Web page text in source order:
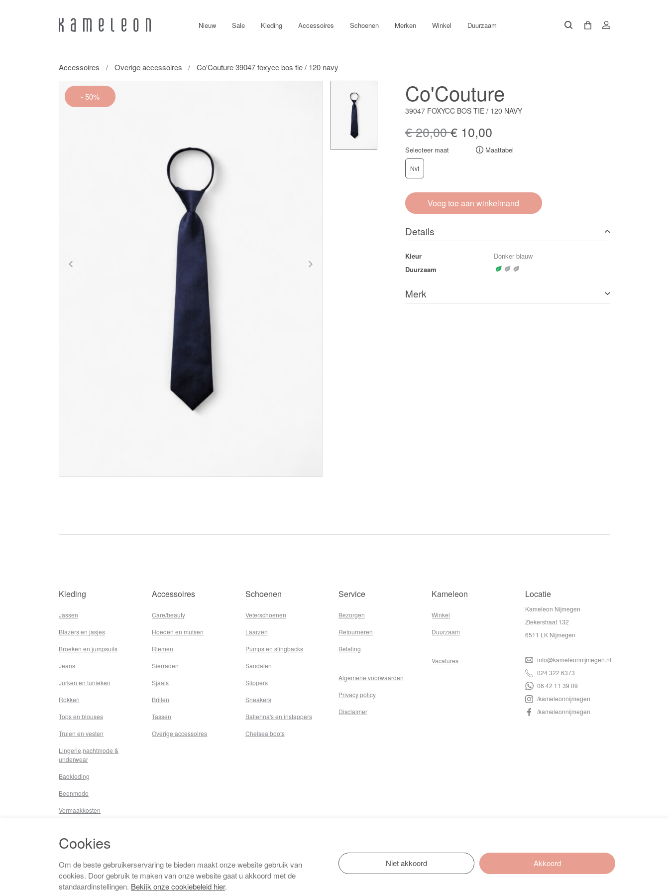
Nieuw Sale Kleding Accessoires Schoenen Merken Winkel Duurzaam
Accessoires Overige accessoires Co'Couture 39047 foxycc bos tie / 120 navy
- 50% Co'Couture
39047 FOXYCC BOS TIE / 120 NAVY
€ 20,00€ 10,00
Selecteer maat Maattabel
Nvt
Voeg toe aan winkelmand
Details
Kleur
Donker blauw
Duurzaam
Merk
Kleding
Jassen
Blazers en jasjes
Broeken en jumpsuits
Jeans
Jurken en tunieken
Rokken
Tops en blouses
Truien en vesten
Lingerie,nachtmode &
underwear
Badkleding
Beenmode
Vermaakkosten
Overige
Accessoires
Care/beauty
Hoeden en mutsen
Riemen
Sierraden
Sjaals
Brillen
Tassen
Overige accessoires
Schoenen
Veterschoenen
Laarzen
Pumps en slingbacks
Sandalen
Slippers
Sneakers
Ballerina's en instappers
Chelsea boots
Service
Bezorgen
Retourneren
Betaling
Algemene voorwaarden
Privacy policy
Disclaimer
Kameleon
Winkel
Duurzaam
Vacatures
Locatie
Kameleon Nijmegen
Ziekerstraat 132
6511 LK Nijmegen
info@kameleonnijmegen.nl
024 322 6373
06 42 11 39 09
/kameleonnijmegen
/kameleonnijmegen
Cookies
Om de beste gebruikerservaring te bieden maakt onze website gebruik van
cookies. Door gebruik te maken van onze website gaat u akkoord met de
standaardinstellingen. Bekijk onze cookiebeleid hier.